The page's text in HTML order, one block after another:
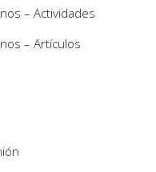
– Actividades
– Artículos